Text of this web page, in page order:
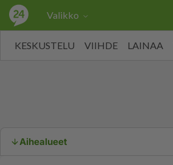
Valikko
KESKUSTELU VIIHDE LAINAA
Aihealueet